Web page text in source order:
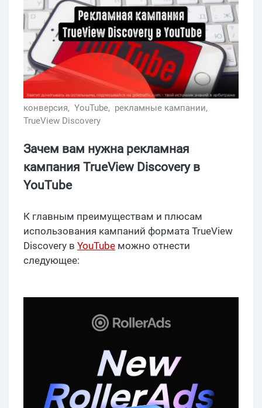
конверсия, YouTube, рекламные кампании,
TrueView Discovery
Зачем вам нужна рекламная
кампания TrueView Discovery в
YouTube
К главным преимуществам и плюсам
использования кампаний формата TrueView
Discovery в YouTube можно отнести
следующее: